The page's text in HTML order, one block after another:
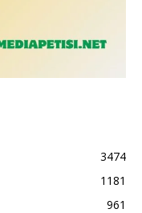
3474
1181
961